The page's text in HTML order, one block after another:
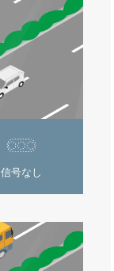
信号なし